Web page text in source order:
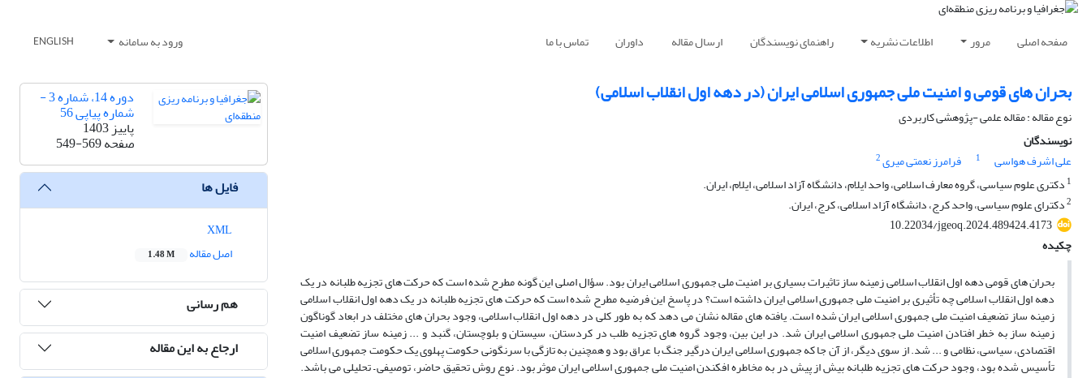
صفحه اصلی مرور اطلاعات نشریه راهنمای نویسندگان ارسال مقاله داوران تماس با ما ورود به سامانه ENGLISH
بحران های قومی و امنیت ملی جمهوری اسلامی ایران (در دهه اول انقلاب اسلامی)
نوع مقاله : مقاله علمی -پژوهشی کاربردی
نویسندگان
علی اشرف هواسی
1 فرامرز نعمتی میری2
1 دکتری علوم سیاسی، گروه معارف اسلامی، واحد ایلام، دانشگاه آزاد اسلامی، ایلام، ایران.
2دکترای علوم سیاسی، واحد کرج، دانشگاه آزاد اسلامی، کرج، ایران.
10.22034/jgeoq.2024.489424.4173
چکیده
بحران های قومی دهه اول انقلاب اسلامی زمینه ساز تاثیرات بسیاری بر امنیت ملی جمهوری اسلامی ایران بود. سؤال اصلی این گونه مطرح شده است که حرکت های تجزیه طلبانه در یک
دهه اول انقلاب اسلامی چه تأثیری بر امنیت ملی جمهوری اسلامی ایران داشته است؟ در پاسخ این فرضیه مطرح شده است که حرکت های تجزیه طلبانه در یک دهه اول انقلاب اسلامی
زمینه ساز تضعیف امنیت ملی جمهوری اسلامی ایران شده است. یافته های مقاله نشان می دهد که به طور کلی در دهه اول انقلاب اسلامی، وجود بحران های مختلف در ابعاد گوناگون
زمینه ساز به خطر افتادن امنیت ملی جمهوری اسلامی ایران شد. در این بین، وجود گروه های تجزیه طلب در کردستان، سیستان و بلوچستان، گنبد و ... زمینه ساز تضعیف امنیت
اقتصادی، سیاسی، نظامی و ... شد. از سوی دیگر، از آن جا که جمهوری اسلامی ایران درگیر جنگ با عراق بود و همچنین به تازگی با سرنگونی حکومت پهلوی یک حکومت جمهوری اسلامی
تأسیس شده بود، وجود حرکت های تجزیه طلبانه بیش از پیش در به مخاطره افکندن امنیت ملی جمهوری اسلامی ایران موثر بود. نوع روش تحقیق حاضر، توصیفی – تحلیلی می باشد.
دوره 14، شماره 3 -
شماره پیاپی 56
پاییز 1403
صفحه549-569
فایل ها
اصل مقاله
1.48 M
هم رسانی
ارجاع به این مقاله